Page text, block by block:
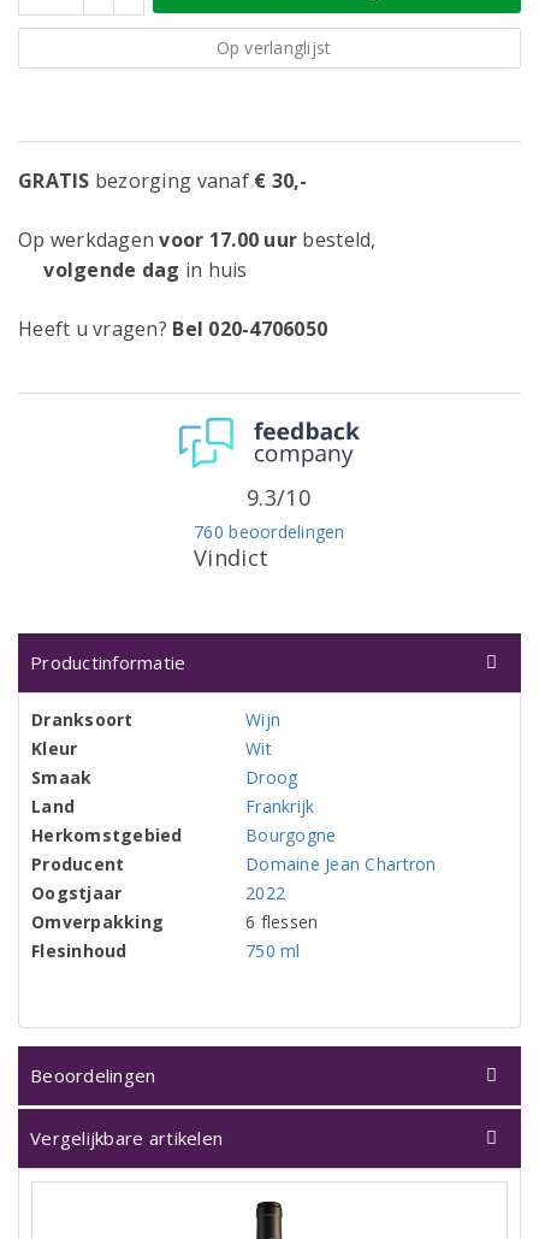
Op verlanglijst
GRATIS bezorging vanaf € 30,-
Op werkdagenvoor 17.00 uur besteld,
volgende dag in huis
Heeft u vragen? Bel 020-4706050
Vindict
760 beoordelingen
9.3/10
Productinformatie
Dranksoort
Wijn
Kleur
Wit
Smaak
Droog
Land
Frankrijk
Herkomstgebied
Bourgogne
Producent
Domaine Jean Chartron
Oogstjaar
2022
Omverpakking
6 flessen
Flesinhoud
750 ml
Beoordelingen
Vergelijkbare artikelen